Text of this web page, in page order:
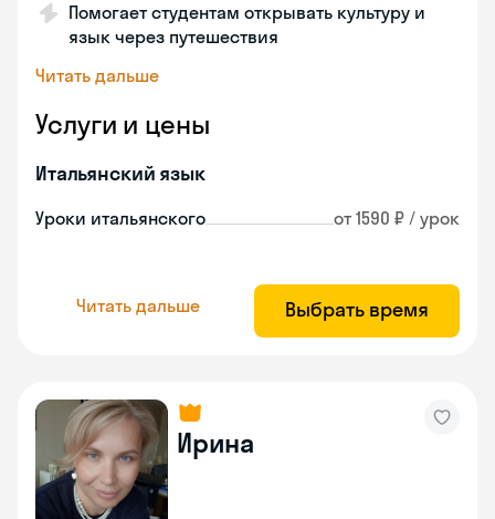
Помогает студентам открывать культуру и
язык через путешествия
Читать дальше
Услуги и цены
Итальянский язык
Уроки итальянского от 1590 ₽ / урок
Читать дальше Выбрать время
Ирина